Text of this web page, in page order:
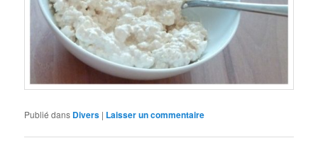
Publié dans Divers | Laisser un commentaire